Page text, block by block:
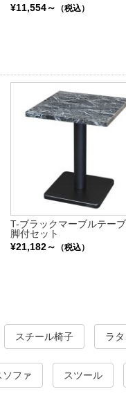
¥11,554～
（税込）
T-ブラックマーブルテー
脚付セット
¥21,182～
（税込）
スチール椅子 ラ
ソファ スツール